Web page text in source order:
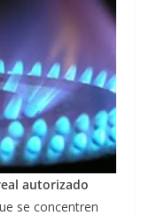
autorizado
se concentren